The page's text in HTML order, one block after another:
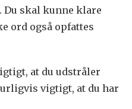
Du skal kunne klare
ord også opfattes
at du udstråler
vigtigt, at du har